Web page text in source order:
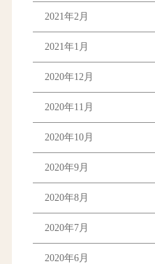
2021年2月
2021年1月
2020年12月
2020年11月
2020年10月
2020年9月
2020年8月
2020年7月
2020年6月